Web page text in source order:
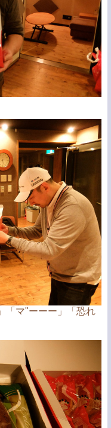
「マ"ーーー」「恐れ